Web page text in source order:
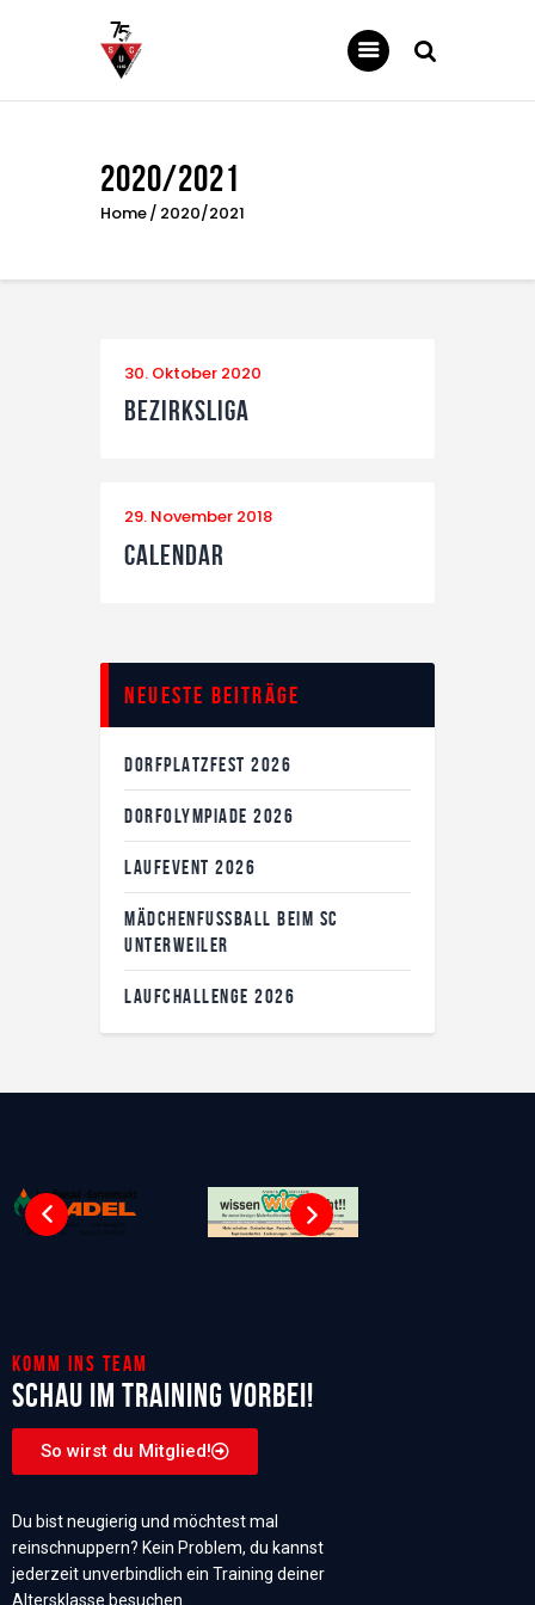
2020/2021
Home 2020/2021
News
Über uns
Sponsoren
30. Oktober 2020
Bezirksliga
29. November 2018
Calendar
Neueste Beiträge
DORFPLATZFEST 2026
DORFOLYMPIADE 2026
LAUFEVENT 2026
MÄDCHENFUSSBALL BEIM SC U
NTERWEILER
LAUFCHALLENGE 2026
Komm ins Team
Schau im Training vorbei!
So wirst du Mitglied!
Du bist neugierig und möchtest mal
reinschnuppern? Kein Problem, du kannst
jederzeit unverbindlich ein Training deiner
Altersklasse besuchen.